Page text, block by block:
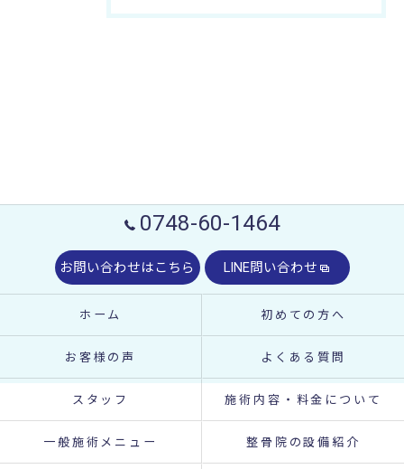
0748-60-1464
お問い合わせはこちら LINE問い合わせ
ホーム 初めての方へ
お客様の声 よくある質問
スタッフ 施術内容・料金について
一般施術メニュー 整骨院の設備紹介